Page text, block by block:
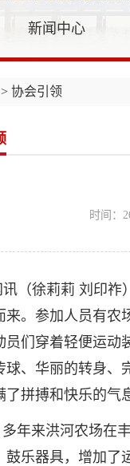
新闻中心
> 协会引领
时间：
（徐莉莉 刘印祚
来。参加人员有农
员们穿着轻便运动
球、华丽的转身、
了拼搏和快乐的气
来洪河农场在丰
鼓乐器具，增加